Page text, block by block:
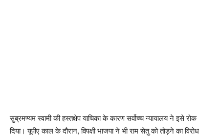
सुब्रमण्यम स्वामी की हस्तक्षेप याचिका के कारण सर्वोच्च न्यायालय ने इसे रोक
दिया। यूपीए काल के दौरान, विपक्षी भाजपा ने भी राम सेतु को तोड़ने का विरोध